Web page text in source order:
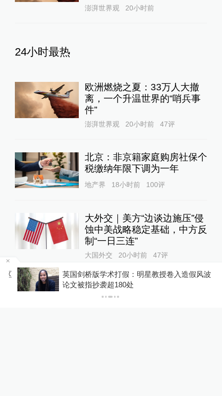
澎湃世界观 20小时前
24小时最热
欧洲燃烧之夏：33万人大撤
离，一个升温世界的“哨兵事
件”
澎湃世界观 20小时前 47评
北京：非京籍家庭购房社保个
税缴纳年限下调为一年
地产界 18小时前 100评
大外交｜美方“边谈边施压”侵
蚀中美战略稳定基础，中方反
制“一日三连”
大国外交 20小时前 47评
女子称丰胸术9个月后确诊乳
腺癌，医美机构：手术不可能
英国剑桥版学术打假：明星教授卷入造假风波，
论文被指抄袭超180处